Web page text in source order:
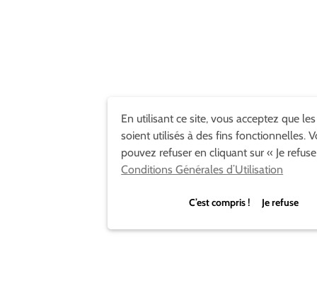
En utilisant ce site, vous acceptez que
soient utilisés à des fins fonctionnelles.
pouvez refuser en cliquant sur « Je
Conditions Générales d’Utilisation
C’est compris ! Je refuse